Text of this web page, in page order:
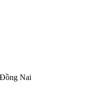
Nai